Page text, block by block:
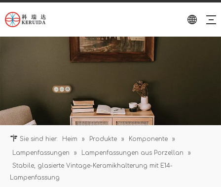
Sie sind hier: Heim » Produkte » Komponente
»
Lampenfassungen
» Lampenfassungen aus Porzellan
»
Stabile, glasierte Vintage-Keramikhalterung mit E14-
Lampenfassung